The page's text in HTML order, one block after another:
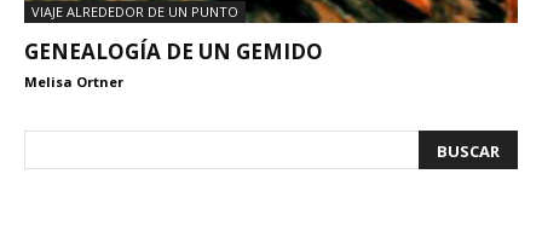
VIAJE ALREDEDOR DE UN PUNTO
GENEALOGÍA DE UN GEMIDO
Melisa Ortner